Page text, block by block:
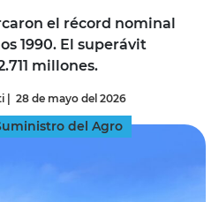
el récord nominal
1990. El superávit
millones.
| 28 de mayo del 2026
del Agro